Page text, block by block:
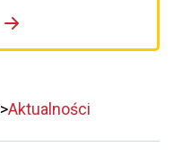
Przejdź do następnego
Aktualności